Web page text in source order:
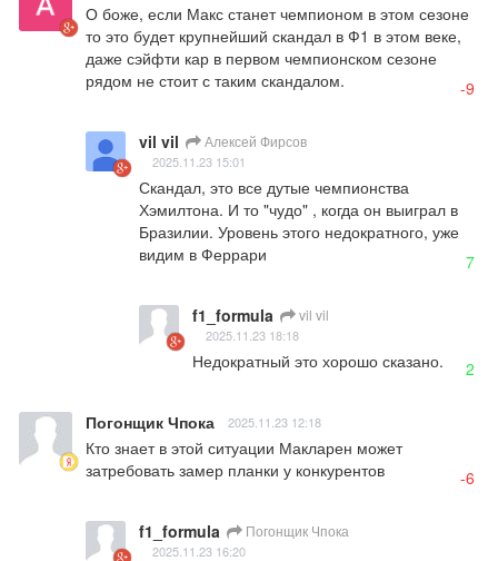
О боже, если Макс станет чемпионом в этом сезоне
то это будет крупнейший скандал в Ф1 в этом веке,
даже сэйфти кар в первом чемпионском сезоне
рядом не стоит с таким скандалом.
-9
vil vil Алексей Фирсов
2025.11.23 15:01
Скандал, это все дутые чемпионства
Хэмилтона. И то "чудо" , когда он выиграл в
Бразилии. Уровень этого недократного, уже
видим в Феррари
7
f1_formula vil vil
2025.11.23 18:18
Недократный это хорошо сказано. 2
Погонщик Чпока 2025.11.23 12:18
Кто знает в этой ситуации Макларен может
затребовать замер планки у конкурентов
-6
f1_formula Погонщик Чпока
2025.11.23 16:20